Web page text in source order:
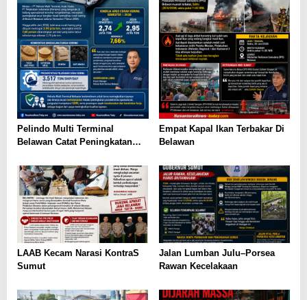
Pelindo Multi Terminal
Belawan Catat Peningkatan
Kering pada Semester I 2026
Empat Kapal Ikan Terbakar Di
Belawan
LAAB Kecam Narasi KontraS
Sumut
Jalan Lumban Julu–Porsea
Rawan Kecelakaan